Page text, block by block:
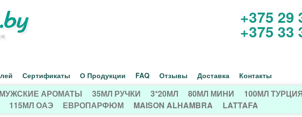
+375 29
+375 33
Сертификаты О Продукции FAQ Отзывы Доставка Контакты
МУЖСКИЕ АРОМАТЫ 35МЛ РУЧКИ 3*20МЛ 80МЛ МИНИ 100МЛ
115МЛ ОАЭ ЕВРОПАРФЮМ MAISON ALHAMBRA LATTAFA